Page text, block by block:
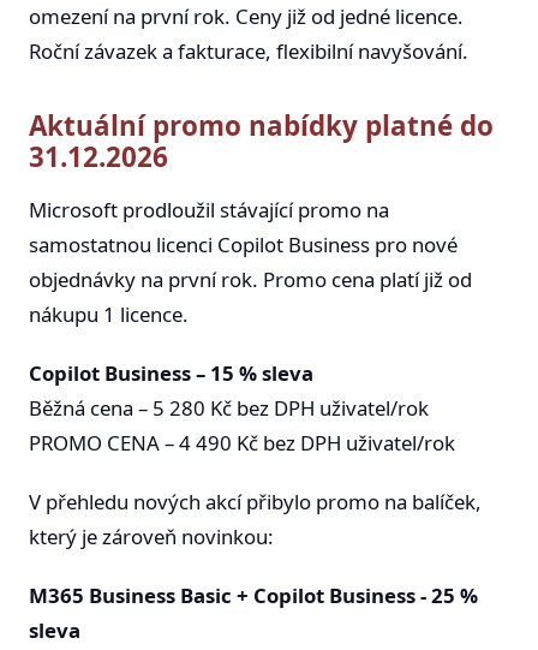
omezení na první rok. Ceny již od jedné licence.
Roční závazek a fakturace, flexibilní navyšování.
Aktuální promo nabídky platné do
31.12.2026
Microsoft prodloužil stávající promo na
samostatnou licenci Copilot Business pro nové
objednávky na první rok. Promo cena platí již od
nákupu 1 licence.
Copilot Business – 15 % sleva
Běžná cena – 5 280 Kč bez DPH uživatel/rok
PROMO CENA – 4 490 Kč bez DPH uživatel/rok
V přehledu nových akcí přibylo promo na balíček,
který je zároveň novinkou:
M365 Business Basic + Copilot Business - 25 %
sleva